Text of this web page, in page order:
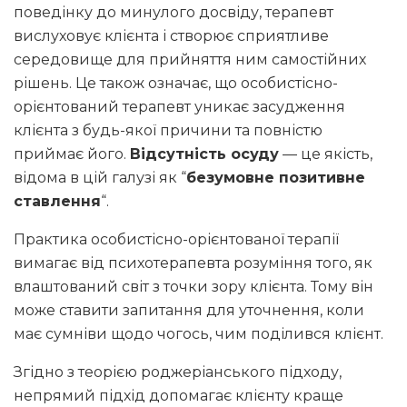
поведінку до минулого досвіду, терапевт
вислуховує клієнта і створює сприятливе
середовище для прийняття ним самостійних
рішень. Це також означає, що особистісно-
орієнтований терапевт уникає засудження
клієнта з будь-якої причини та повністю
приймає його. Відсутність осуду — це якість,
відома в цій галузі як “безумовне позитивне
ставлення“.
Практика особистісно-орієнтованої терапії
вимагає від психотерапевта розуміння того, як
влаштований світ з точки зору клієнта. Тому він
може ставити запитання для уточнення, коли
має сумніви щодо чогось, чим поділився клієнт.
Згідно з теорією роджеріанського підходу,
непрямий підхід допомагає клієнту краще